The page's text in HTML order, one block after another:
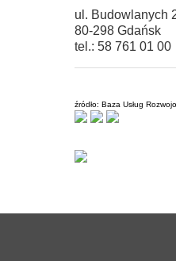
ul. Budowlanych
80-298 Gdańsk
tel.: 58 761 01 00
źródło: Baza Usług